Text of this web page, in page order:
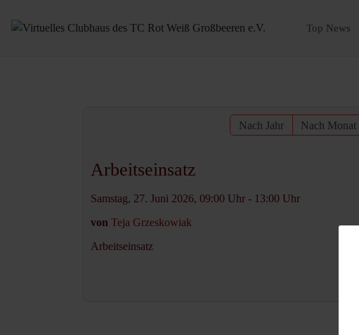
Top News
Nach Jahr Nach Monat
Arbeitseinsatz
Samstag, 27. Juni 2026, 09:00 Uhr - 13:00 Uhr
von Teja Grzeskowiak
Arbeitseinsatz